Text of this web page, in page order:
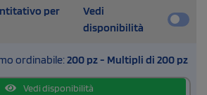
per
Vedi
disponibilità
ordinabile: 200 pz - Multipli di 200 pz
Vedi disponibilità